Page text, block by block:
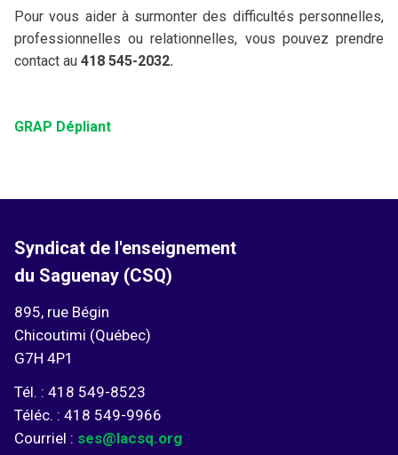
Pour vous aider à surmonter des difficultés personnelles,
professionnelles ou relationnelles, vous pouvez prendre
contact au 418 545-2032.
GRAP Dépliant
Syndicat de l'enseignement
du Saguenay (CSQ)
895, rue Bégin
Chicoutimi (Québec)
G7H 4P1
Tél. : 418 549-8523
Téléc. : 418 549-9966
Courriel : ses@lacsq.org